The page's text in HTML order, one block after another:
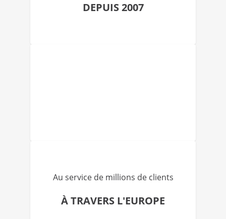
DEPUIS 2007
Au service de millions de clients
À TRAVERS L'EUROPE